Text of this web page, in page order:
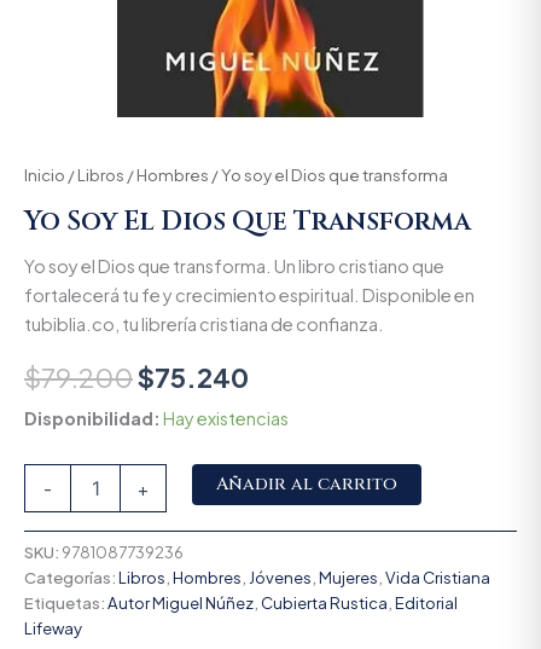
Inicio /Libros /Hombres / Yo soy el Dios que transforma
Yo Soy El Dios Que Transforma
Yo soy el Dios que transforma. Un libro cristiano que
fortalecerá tu fe y crecimiento espiritual. Disponible en
tubiblia.co, tu librería cristiana de confianza.
$79.200$75.240
Disponibilidad: Hay existencias
- + Añadir al carrito
SKU: 9781087739236
Categorías:Libros Hombres Jóvenes Mujeres Vida Cristiana
Etiquetas:Autor Miguel Núñez Cubierta Rustica Editorial
Lifeway